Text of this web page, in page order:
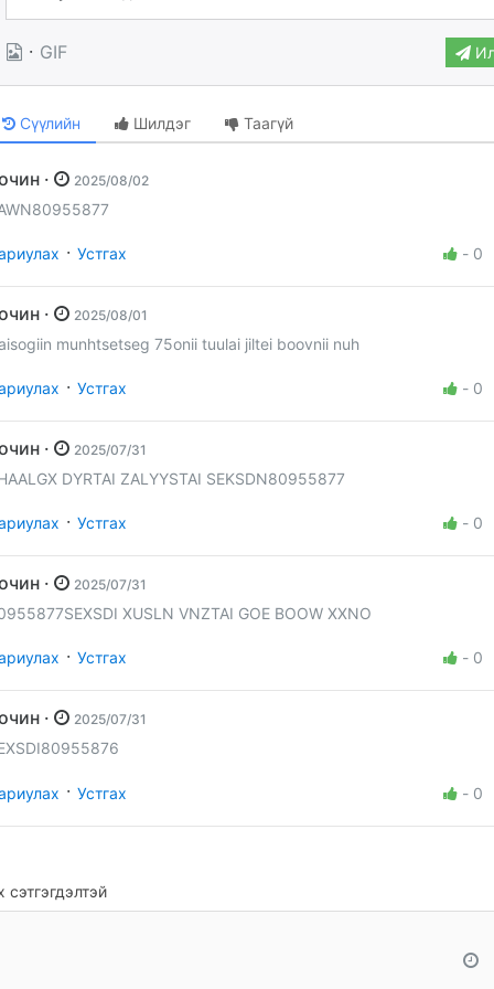
· GIF
Сүүлийн Шилдэг Таагүй
Зочин · 2025/08/02
· Устгах - 0
Зочин · 2025/08/01
munhtsetseg 75onii tuulai jiltei boovnii nuh
· Устгах - 0
Зочин · 2025/07/31
DYRTAI ZALYYSTAI SEKSDN80955877
· Устгах - 0
Зочин · 2025/07/31
XUSLN VNZTAI GOE BOOW XXNO
· Устгах - 0
Зочин · 2025/07/31
· Устгах - 0